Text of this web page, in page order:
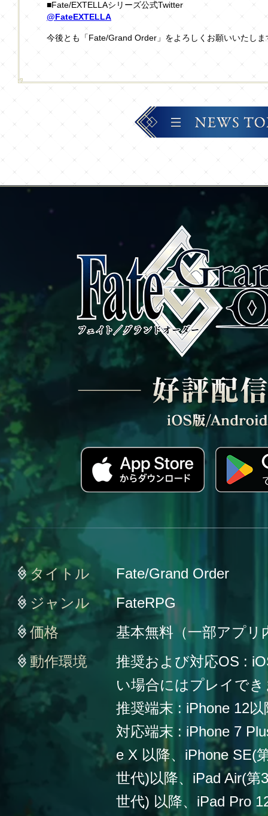
■Fate/EXTELLAシリーズ公式Twitter
@FateEXTELLA
今後とも「Fate/Grand Order」をよろしくお願いいたしま
タイトル
Fate/Grand Order
ジャンル
FateRPG
価格
基本無料（一部アプリ
動作環境
推奨および対応OS :
い場合にはプレイで
推奨端末 : iPhone 12以
対応端末 : iPhone 7
e X 以降、iPhone SE(
世代)以降、iPad Air(第
世代) 以降、iPad Pro